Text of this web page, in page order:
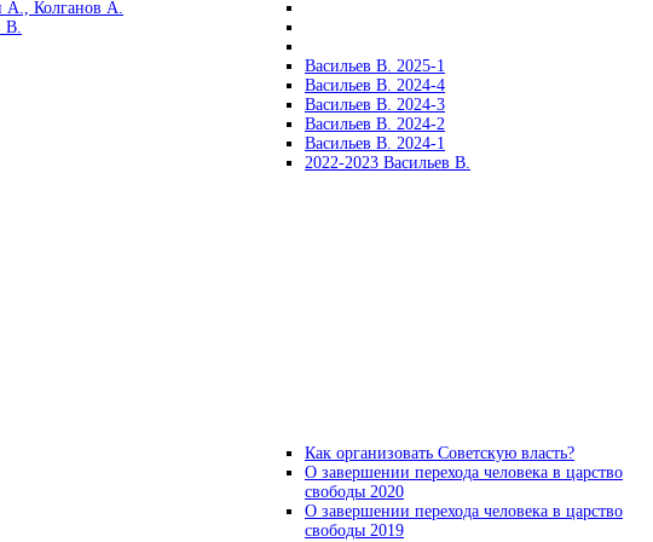
А., Колганов А.
В.
Васильев В. 2025-1
Васильев В. 2024-4
Васильев В. 2024-3
Васильев В. 2024-2
Васильев В. 2024-1
2022-2023 Васильев В.
Как организовать Советскую власть?
О завершении перехода человека в царство
свободы 2020
О завершении перехода человека в царство
свободы 2019